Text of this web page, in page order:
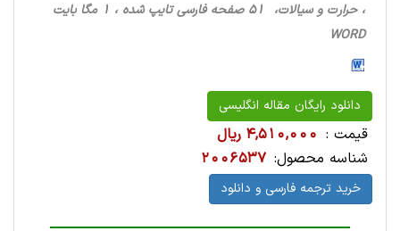
، حرارت‌ و سیالات، 51 صفحه فارسی تایپ شده ، 1 مگا بایت
WORD
دانلود رایگان مقاله انگلیسی
قیمت : 4,510,000 ریال
شناسه محصول: 2006537
خرید ترجمه فارسی و دانلود